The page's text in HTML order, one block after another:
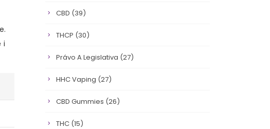
i
CBD (39)
THCP (30)
Právo A Legislativa (27)
HHC Vaping (27)
CBD Gummies (26)
THC (15)